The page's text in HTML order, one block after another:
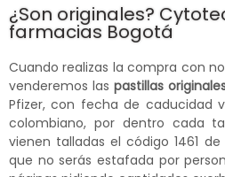
¿Son originales?
farmacias Bogotá
Cuando realizas la compra con
venderemos las pastillas
Pfizer, con fecha de caducidad
colombiano, por dentro cada
vienen talladas el código 1461
que no serás estafada por